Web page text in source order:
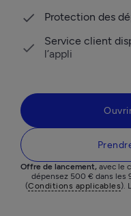
Protection des
Service client
l’appli
Offre de lancement, avec le
dépensez 500 € dans les
(Conditions applicables).